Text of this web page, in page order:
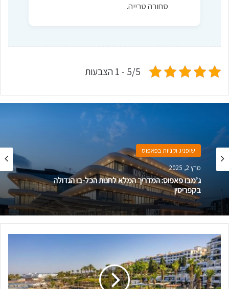
סחורה טרייה.
5/5 - 1 הצבעות
שופניג וקניות בפאפוס
מרץ 2, 2025
ג’מבו פאפוס: המדריך המלא לחנות הכל-בו הגדולה
בקפריסין
מ
ל
ו
ן
ק